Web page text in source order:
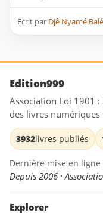
Ecrit par Djê Nyamé
Edition999
Association Loi 1901
des livres
3932livres publiés
Dernière mise en ligne
Depuis 2006 ·
Explorer